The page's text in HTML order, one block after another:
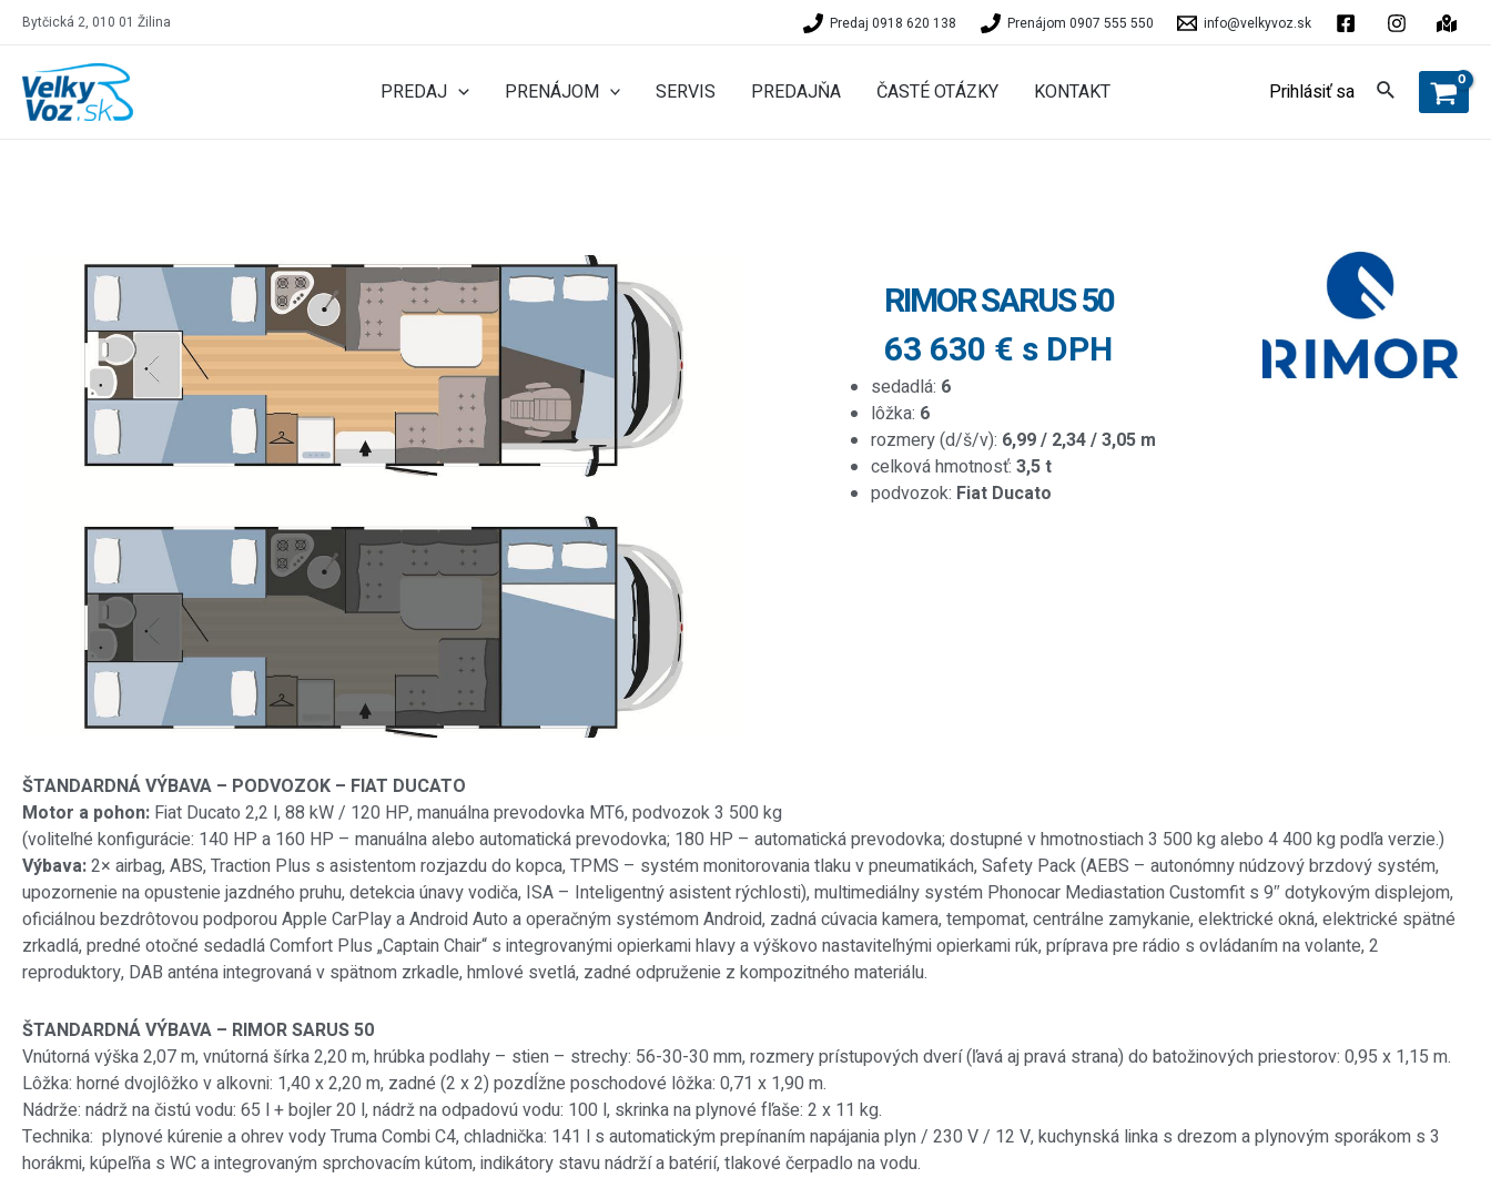
Bytčická 2, 010 01 Žilina Predaj 0918 620 138 Prenájom 0907 555 550 info@velkyvoz.sk
PREDAJ PRENÁJOM SERVIS PREDAJŇA ČASTÉ OTÁZKY KONTAKT Prihlásiť sa
RIMOR SARUS 50
63 630 € s DPH
sedadlá: 6
lôžka: 6
rozmery (d/š/v): 6,99 / 2,34 / 3,05 m
celková hmotnosť: 3,5 t
podvozok: Fiat Ducato
ŠTANDARDNÁ VÝBAVA – PODVOZOK – FIAT DUCATO
Motor a pohon: Fiat Ducato 2,2 l, 88 kW / 120 HP, manuálna prevodovka MT6, podvozok 3 500 kg
(voliteľné konfigurácie: 140 HP a 160 HP – manuálna alebo automatická prevodovka; 180 HP – automatická prevodovka; dostupné v hmotnostiach 3 500 kg alebo 4 400 kg podľa verzie.)
Výbava:2× airbag, ABS, Traction Plus s asistentom rozjazdu do kopca, TPMS – systém monitorovania tlaku v pneumatikách, Safety Pack (AEBS – autonómny núdzový brzdový systém,
upozornenie na opustenie jazdného pruhu, detekcia únavy vodiča, ISA – Inteligentný asistent rýchlosti), multimediálny systém Phonocar Mediastation Customfit s 9″ dotykovým displejom,
oficiálnou bezdrôtovou podporou Apple CarPlay a Android Auto a operačným systémom Android, zadná cúvacia kamera, tempomat, centrálne zamykanie, elektrické okná, elektrické spätné
zrkadlá, predné otočné sedadlá Comfort Plus „Captain Chair“ s integrovanými opierkami hlavy a výškovo nastaviteľnými opierkami rúk, príprava pre rádio s ovládaním na volante, 2
reproduktory, DAB anténa integrovaná v spätnom zrkadle, hmlové svetlá, zadné odpruženie z kompozitného materiálu.
ŠTANDARDNÁ VÝBAVA – RIMOR SARUS 50
Vnútorná výška 2,07 m, vnútorná šírka 2,20 m, hrúbka podlahy – stien – strechy: 56-30-30 mm, rozmery prístupových dverí (ľavá aj pravá strana) do batožinových priestorov: 0,95 x 1,15 m.
Lôžka: horné dvojlôžko v alkovni: 1,40 x 2,20 m, zadné (2 x 2) pozdĺžne poschodové lôžka: 0,71 x 1,90 m.
Nádrže: nádrž na čistú vodu: 65 l + bojler 20 l, nádrž na odpadovú vodu: 100 l, skrinka na plynové fľaše: 2 x 11 kg.
Technika: plynové kúrenie a ohrev vody Truma Combi C4, chladnička: 141 l s automatickým prepínaním napájania plyn / 230 V / 12 V, kuchynská linka s drezom a plynovým sporákom s 3
horákmi, kúpeľňa s WC a integrovaným sprchovacím kútom, indikátory stavu nádrží a batérií, tlakové čerpadlo na vodu.